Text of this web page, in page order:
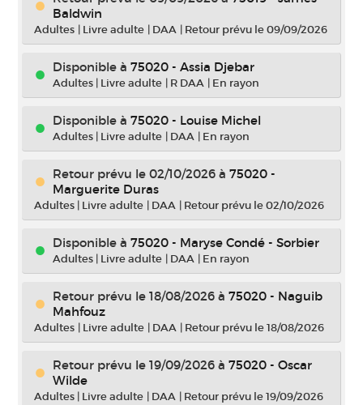
Baldwin
Adultes | Livre adulte | DAA | Retour prévu le 09/09/2026
Disponible à 75020 - Assia Djebar
Adultes | Livre adulte | R DAA | En rayon
Disponible à 75020 - Louise Michel
Adultes | Livre adulte | DAA | En rayon
Retour prévu le 02/10/2026 à 75020 -
Marguerite Duras
Adultes | Livre adulte | DAA | Retour prévu le 02/10/2026
Disponible à 75020 - Maryse Condé - Sorbier
Adultes | Livre adulte | DAA | En rayon
Retour prévu le 18/08/2026 à 75020 - Naguib
Mahfouz
Adultes | Livre adulte | DAA | Retour prévu le 18/08/2026
Retour prévu le 19/09/2026 à 75020 - Oscar
Wilde
Adultes | Livre adulte | DAA | Retour prévu le 19/09/2026